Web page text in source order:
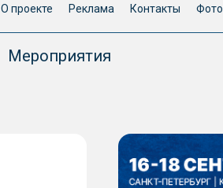
О проекте Реклама Контакты
Мероприятия